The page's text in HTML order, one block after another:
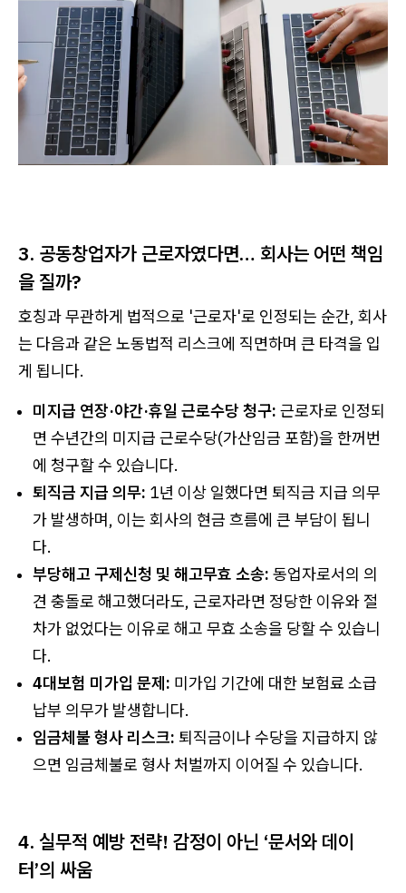
3. 공동창업자가 근로자였다면… 회사는 어떤 책임
을 질까?
호칭과 무관하게 법적으로 '근로자'로 인정되는 순간, 회사
는 다음과 같은 노동법적 리스크에 직면하며 큰 타격을 입
게 됩니다.
미지급 연장·야간·휴일 근로수당 청구: 근로자로 인정되
면 수년간의 미지급 근로수당(가산임금 포함)을 한꺼번
에 청구할 수 있습니다.
퇴직금 지급 의무: 1년 이상 일했다면 퇴직금 지급 의무
가 발생하며, 이는 회사의 현금 흐름에 큰 부담이 됩니
다.
부당해고 구제신청 및 해고무효 소송: 동업자로서의 의
견 충돌로 해고했더라도, 근로자라면 정당한 이유와 절
차가 없었다는 이유로 해고 무효 소송을 당할 수 있습니
다.
4대보험 미가입 문제: 미가입 기간에 대한 보험료 소급
납부 의무가 발생합니다.
임금체불 형사 리스크: 퇴직금이나 수당을 지급하지 않
으면 임금체불로 형사 처벌까지 이어질 수 있습니다.
4. 실무적 예방 전략! 감정이 아닌 ‘문서와 데이
터’의 싸움